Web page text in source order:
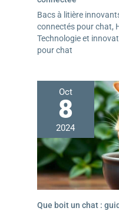
Bacs à litière
connectés pour chat,
Technologie et
pour chat
Oct
8
2024
Que boit un chat :